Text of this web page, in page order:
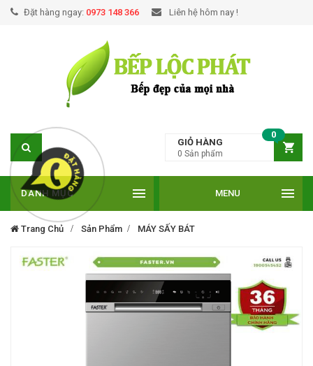
Đặt hàng ngay: 0973 148 366 Liên hệ hôm nay !
GIỎ HÀNG
0
0 Sản phẩm
DANH MỤC MENU
Trang Chủ Sản Phẩm MÁY SẤY BÁT